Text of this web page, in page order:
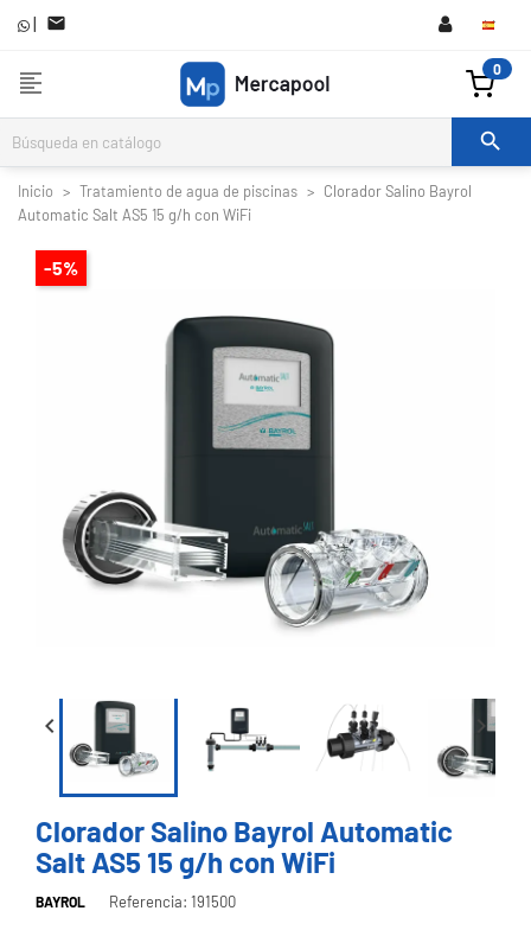
| 
format_align_left 0

Inicio Tratamiento de agua de piscinas
Clorador Salino Bayrol
Automatic Salt AS5 15 g/h con WiFi
-5%
 
Clorador Salino Bayrol Automatic
Salt AS5 15 g/h con WiFi
BAYROL Referencia: 191500